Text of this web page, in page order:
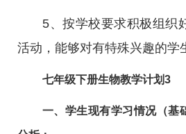
5、按学校要求积极组织
活动，能够对有特殊兴趣的学
七年级下册生物教学计划3
一、学生现有学习情况（基